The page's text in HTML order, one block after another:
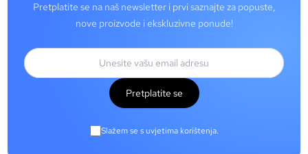
Pretplatite se na naš newsletter i prvi saznajte za popuste,
nove proizvode i ekskluzivne ponude!
Pretplatite se
Slažem se s uvjetima korištenja.